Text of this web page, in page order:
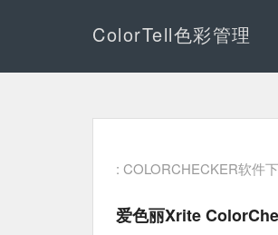
ColorTell色彩管理
: COLORCHECKER软件
爱色丽Xrite